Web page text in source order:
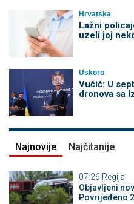
Hrvatska
Lažni
uzeli joj
Uskoro
Vučić: U
dronova sa
Najnovije Najčitanije
07:26 Regija
Objavljeni
Povrijeđeno